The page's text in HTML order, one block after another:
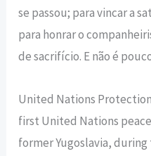
se passou; para vincar a
para honrar o
de sacrifício. E não é
United Nations
first United Nations
former Yugoslavia,